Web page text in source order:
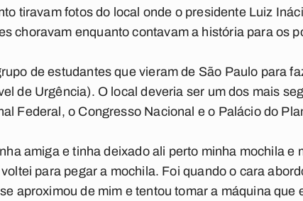
tiravam fotos do local onde o presidente Luiz
choravam enquanto contavam a história para os
de estudantes que vieram de São Paulo para
de Urgência). O local deveria ser um dos mais
Federal, o Congresso Nacional e o Palácio do
amiga e tinha deixado ali perto minha mochila e
para pegar a mochila. Foi quando o cara
aproximou de mim e tentou tomar a máquina que